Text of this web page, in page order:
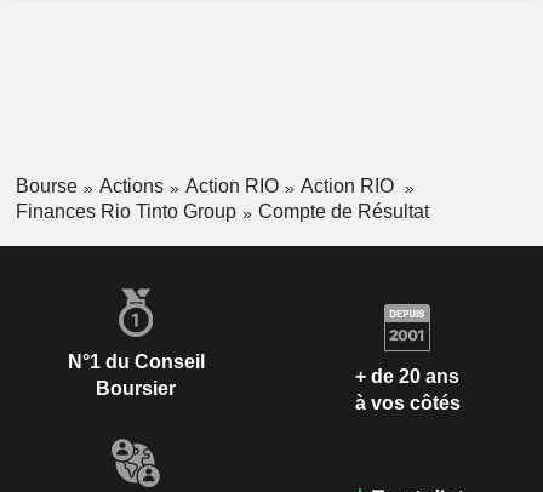
Bourse Actions Action RIO
Action RIO
Finances Rio Tinto Group
Compte de Résultat
N°1 du Conseil
Boursier
+ de 20 ans
à vos côtés